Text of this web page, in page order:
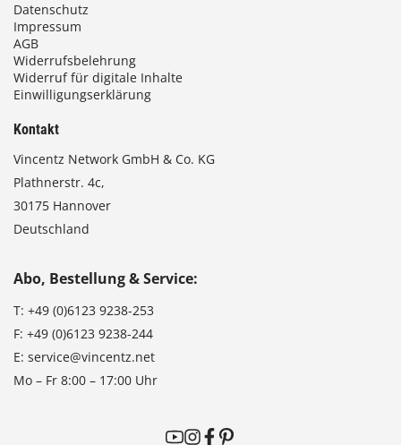
Datenschutz
Impressum
AGB
Widerrufsbelehrung
Widerruf für digitale Inhalte
Einwilligungserklärung
Kontakt
Vincentz Network GmbH & Co. KG
Plathnerstr. 4c,
30175 Hannover
Deutschland
Abo, Bestellung & Service:
T: +49 (0)6123 9238-253
F: +49 (0)6123 9238-244
E: service@vincentz.net
Mo – Fr 8:00 – 17:00 Uhr